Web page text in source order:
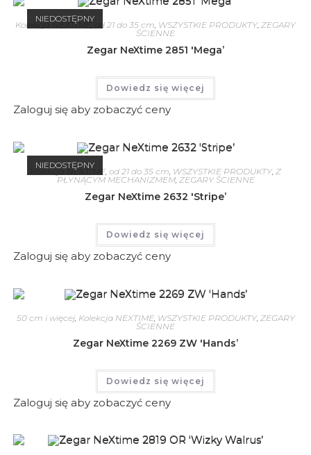
NIEDOSTĘPNY
Kolekcja NEXTIME , od 21 do 35 cm, WSZYSTKIE PRODUKTY, ZEGARY
ŚCIENNE
Zegar NeXtime 2851 'Mega’
Dowiedz się więcej
Zaloguj się aby zobaczyć ceny
NIEDOSTĘPNY
Kolekcja NEXTIME, od 21 do 35 cm, WSZYSTKIE PRODUKTY, Z
PŁYNĄCYM MECHANIZMEM, ZEGARY ŚCIENNE
Zegar NeXtime 2632 'Stripe’
Dowiedz się więcej
Zaloguj się aby zobaczyć ceny
50 cm i więcej, Kolekcja NEXTIME, WSZYSTKIE PRODUKTY, ZEGARY
ŚCIENNE
Zegar NeXtime 2269 ZW 'Hands’
Dowiedz się więcej
Zaloguj się aby zobaczyć ceny